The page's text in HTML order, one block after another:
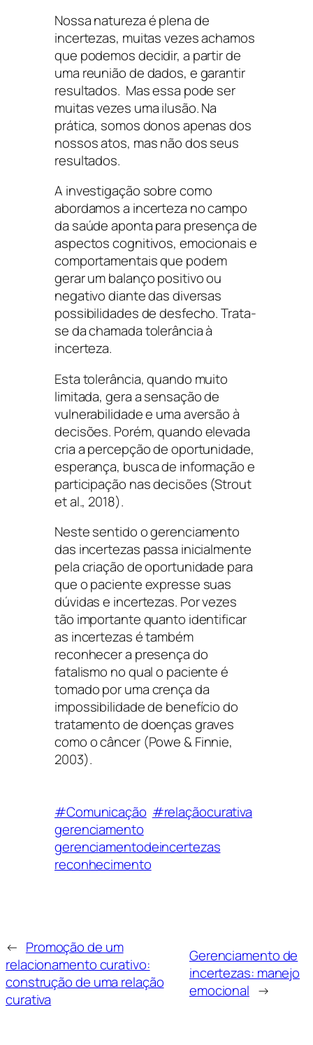
Nossa natureza é plena de
incertezas, muitas vezes achamos
que podemos decidir, a partir de
uma reunião de dados, e garantir
resultados. Mas essa pode ser
muitas vezes uma ilusão. Na
prática, somos donos apenas dos
nossos atos, mas não dos seus
resultados.
A investigação sobre como
abordamos a incerteza no campo
da saúde aponta para presença de
aspectos cognitivos, emocionais e
comportamentais que podem
gerar um balanço positivo ou
negativo diante das diversas
possibilidades de desfecho. Trata-
se da chamada tolerância à
incerteza.
Esta tolerância, quando muito
limitada, gera a sensação de
vulnerabilidade e uma aversão à
decisões. Porém, quando elevada
cria a percepção de oportunidade,
esperança, busca de informação e
participação nas decisões (Strout
et al., 2018).
Neste sentido o gerenciamento
das incertezas passa inicialmente
pela criação de oportunidade para
que o paciente expresse suas
dúvidas e incertezas. Por vezes
tão importante quanto identificar
as incertezas é também
reconhecer a presença do
fatalismo no qual o paciente é
tomado por uma crença da
impossibilidade de benefício do
tratamento de doenças graves
como o câncer (Powe & Finnie,
2003).
#Comunicação #relaçãocurativa
gerenciamento
gerenciamentodeincertezas
reconhecimento
← Promoção de um
relacionamento curativo:
construção de uma relação
curativa
Gerenciamento de
incertezas: manejo
emocional →